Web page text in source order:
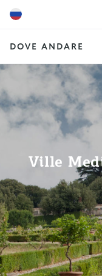
DOVE ANDARE
Ville